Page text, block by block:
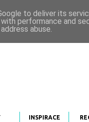
INSPIRACE
to deliver its
performance and
abuse.